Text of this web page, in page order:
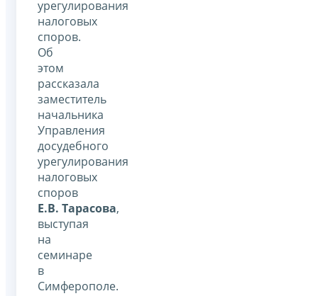
урегулирования
налоговых
споров.
Об
этом
рассказала
заместитель
начальника
Управления
досудебного
урегулирования
налоговых
споров
Е.В. Тарасова,
выступая
на
семинаре
в
Симферополе.